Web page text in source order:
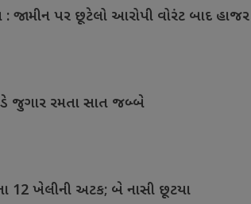
: જામીન પર છૂટેલો આરોપી વોરંટ બાદ હાજર
જુગાર રમતા સાત જબ્બે
12 ખેલીની અટક; બે નાસી છૂટયા